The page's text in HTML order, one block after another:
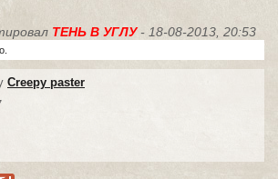
ТЕНЬ В УГЛУ- 18-08-2013, 20:53
Creepy paster